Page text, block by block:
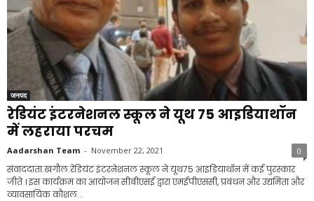
जनपद
रेडियंट इंटरनेशनल स्कूल ने यूथ 75 आइडियाथॉन
में लहराया परचम
Aadarshan Team - November 22, 2021 0
संवाददाता.खगौल.रेडियंट इंटरनेशनल स्कूल ने यूथ75 आइडियाथॉन में कई पुरस्कार
जीते । इस कार्यक्रम का आयोजन सीबीएसई द्वारा एमईपीएससी, प्रबंधन और उद्यमिता और
व्यावसायिक कौशल...